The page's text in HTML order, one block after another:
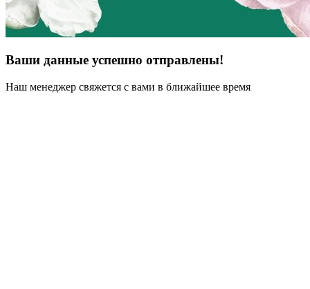
Ваши данные успешно отправлены!
Наш менеджер свяжется с вами в ближайшее время